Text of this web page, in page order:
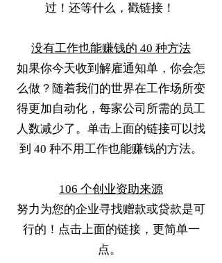
过！还等什么，戳链接！
没有工作也能赚钱的 40 种方法
如果你今天收到解雇通知单，你会怎
么做？随着我们的世界在工作场所变
得更加自动化，每家公司所需的员工
人数减少了。单击上面的链接可以找
到 40 种不用工作也能赚钱的方法。
106 个创业资助来源
努力为您的企业寻找赠款或贷款是可
行的！点击上面的链接，更简单一
点。